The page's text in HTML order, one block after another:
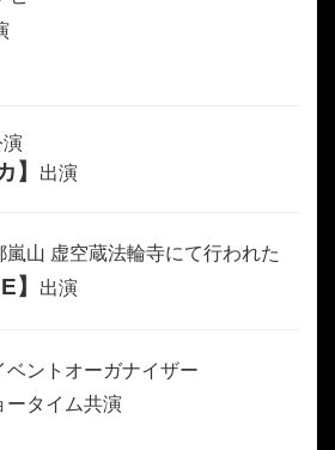
演
】 出演
嵐山 虚空蔵法輪寺にて行われた
】 出演
ベントオーガナイザー
ータイム共演